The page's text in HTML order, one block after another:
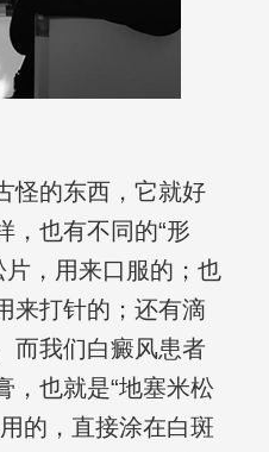
怪的东西，它就好
，也有不同的“形
片，用来口服的；也
来打针的；还有滴
而我们白癜风患者
，也就是“地塞米松
的，直接涂在白斑